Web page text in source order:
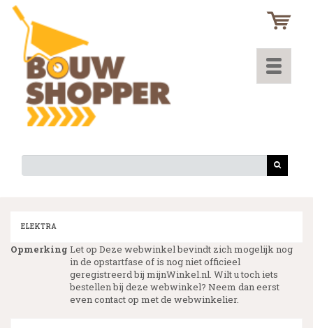
Toggle
ELEKTRA
Opmerking Let op Deze webwinkel bevindt zich mogelijk nog
in de opstartfase of is nog niet officieel
geregistreerd bij mijnWinkel.nl. Wilt u toch iets
bestellen bij deze webwinkel? Neem dan eerst
even contact op met de webwinkelier.